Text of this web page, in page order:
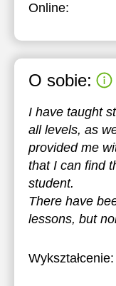
Online:
O sobie:
I have taught
all levels, as
provided me
that I can find
student.
There have
lessons, but
Wykształcenie: